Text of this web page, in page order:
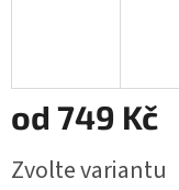
od 749 Kč
cena:
Zvolte variantu